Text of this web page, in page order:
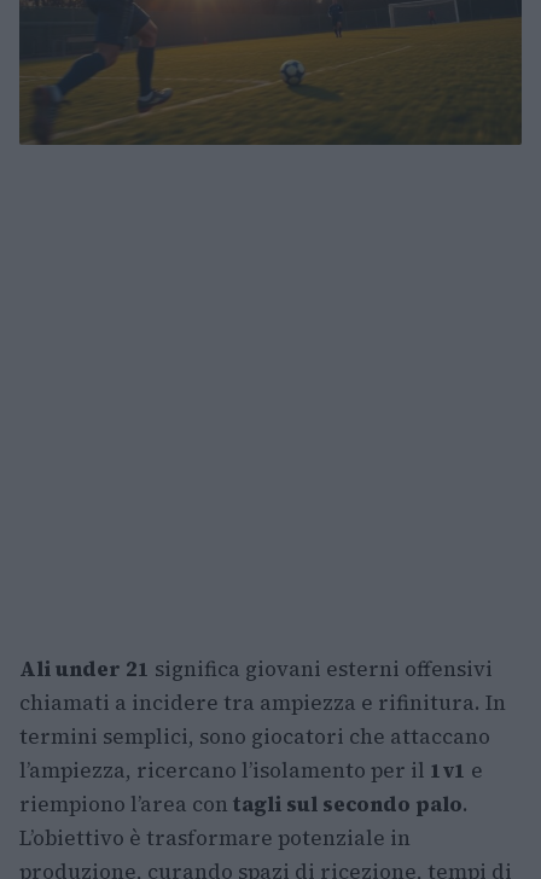
Ali under 21 significa giovani esterni offensivi
chiamati a incidere tra ampiezza e rifinitura. In
termini semplici, sono giocatori che attaccano
l’ampiezza, ricercano l’isolamento per il 1v1 e
riempiono l’area con tagli sul secondo palo.
L’obiettivo è trasformare potenziale in
produzione, curando spazi di ricezione, tempi di